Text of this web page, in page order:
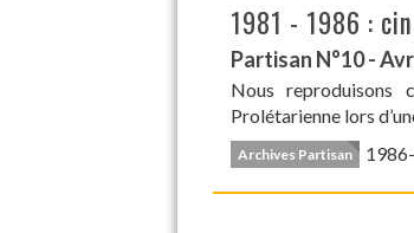
1981 - 1986 :
Partisan N°10 -
Nous
Prolétarienne lors
Archives Partisan